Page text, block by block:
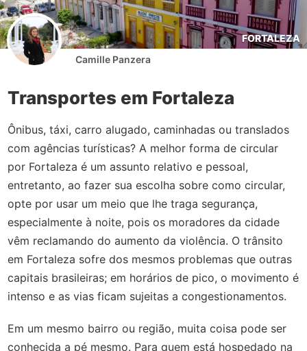
FORTALEZA
Camille Panzera
Transportes em Fortaleza
Ônibus, táxi, carro alugado, caminhadas ou translados
com agências turísticas? A melhor forma de circular
por Fortaleza é um assunto relativo e pessoal,
entretanto, ao fazer sua escolha sobre como circular,
opte por usar um meio que lhe traga segurança,
especialmente à noite, pois os moradores da cidade
vêm reclamando do aumento da violência. O trânsito
em Fortaleza sofre dos mesmos problemas que outras
capitais brasileiras; em horários de pico, o movimento é
intenso e as vias ficam sujeitas a congestionamentos.
Em um mesmo bairro ou região, muita coisa pode ser
conhecida a pé mesmo. Para quem está hospedado na